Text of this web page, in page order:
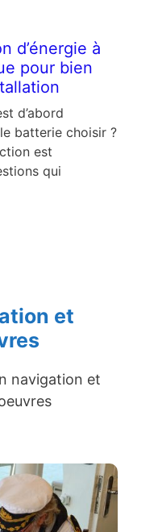
d’énergie à
pour bien
d’abord
batterie choisir ?
est
qui
et
navigation et